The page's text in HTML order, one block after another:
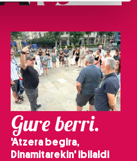
personal data is processed
datu pertsonalak
besteak beste,
adibidez, iragarki eta eduki
iragarkiak eta edukia
biltzeko eta
nork eta zertarako
Gure berri.
'Atzera begira,
Dinamitarekin' ibilaldi